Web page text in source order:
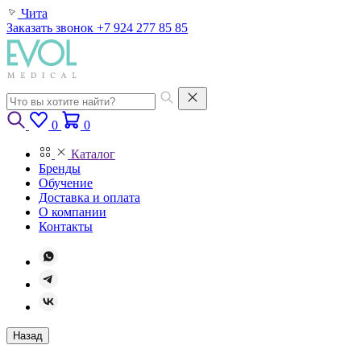
Чита
Заказать звонок +7 924 277 85 85
0 0
Каталог
Бренды
Обучение
Доставка и оплата
О компании
Контакты
Назад